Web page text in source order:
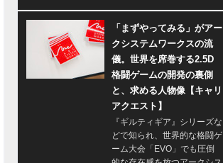
「まずやってみる」がアー
クシステムワークスの流
儀。世界を席巻する2.5D
格闘ゲームの開発の裏側
と、求める人物像【キャリ
アクエスト】
『ギルティギア』シリーズな
どで知られ、世界的な格闘ゲ
ーム大会「EVO」でも圧倒